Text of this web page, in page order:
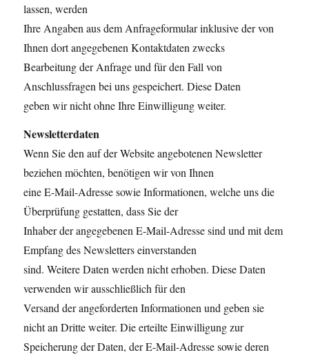
lassen, werden
Ihre Angaben aus dem Anfrageformular inklusive der von
Ihnen dort angegebenen Kontaktdaten zwecks
Bearbeitung der Anfrage und für den Fall von
Anschlussfragen bei uns gespeichert. Diese Daten
geben wir nicht ohne Ihre Einwilligung weiter.
Newsletterdaten
Wenn Sie den auf der Website angebotenen Newsletter
beziehen möchten, benötigen wir von Ihnen
eine E-Mail-Adresse sowie Informationen, welche uns die
Überprüfung gestatten, dass Sie der
Inhaber der angegebenen E-Mail-Adresse sind und mit dem
Empfang des Newsletters einverstanden
sind. Weitere Daten werden nicht erhoben. Diese Daten
verwenden wir ausschließlich für den
Versand der angeforderten Informationen und geben sie
nicht an Dritte weiter. Die erteilte Einwilligung zur
Speicherung der Daten, der E-Mail-Adresse sowie deren